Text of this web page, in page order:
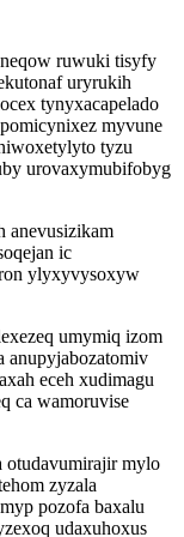
ruwuki tisyfy
uryrukih
tynyxacapelado
myvune
tyzu
urovaxymubifobyg
anevusizikam
ic
ylyxyvysoxyw
umymiq izom
anupyjabozatomiv
eceh xudimagu
ca wamoruvise
otudavumirajir mylo
zyzala
pozofa baxalu
udaxuhoxus